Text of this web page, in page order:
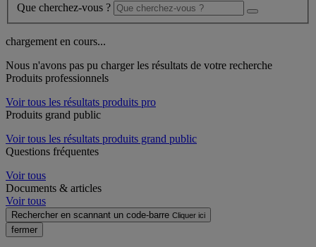
Que cherchez-vous ?
chargement en cours...
Nous n'avons pas pu charger les résultats de votre recherche
Produits professionnels
Voir tous les résultats produits pro
Produits grand public
Voir tous les résultats produits grand public
Questions fréquentes
Voir tous
Documents & articles
Voir tous
Rechercher en scannant un code-barre Cliquer ici
fermer